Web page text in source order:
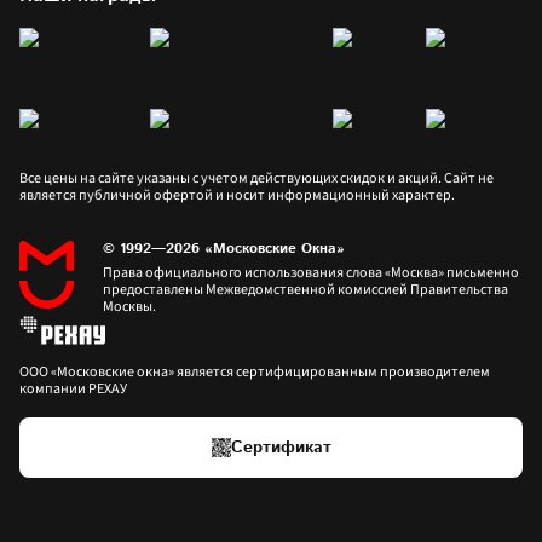
Все цены на сайте указаны с учетом действующих скидок и акций. Сайт не
является публичной офертой и носит информационный характер.
© 1992—2026 «Московские Окна»
Права официального использования слова «Москва» письменно
предоставлены Межведомственной комиссией Правительства
Москвы.
ООО «Московские окна» является сертифицированным производителем
компании РЕХАУ
Сертификат